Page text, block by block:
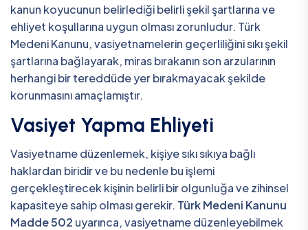
kanun koyucunun belirlediği belirli şekil şartlarına ve
ehliyet koşullarına uygun olması zorunludur. Türk
Medeni Kanunu, vasiyetnamelerin geçerliliğini sıkı şekil
şartlarına bağlayarak, miras bırakanın son arzularının
herhangi bir tereddüde yer bırakmayacak şekilde
korunmasını amaçlamıştır.
Vasiyet Yapma Ehliyeti
Vasiyetname düzenlemek, kişiye sıkı sıkıya bağlı
haklardan biridir ve bu nedenle bu işlemi
gerçekleştirecek kişinin belirli bir olgunluğa ve zihinsel
kapasiteye sahip olması gerekir. Türk Medeni Kanunu
Madde 502 uyarınca, vasiyetname düzenleyebilmek